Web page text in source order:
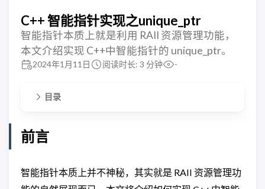
C++ 智能指针实现之unique_ptr
智能指针本质上就是利用 RAII 资源管理功能，
本文介绍实现 C++中智能指针的 unique_ptr。
2024年1月11日 阅读时长: 3 分钟 -
目录
前言
智能指针本质上并不神秘，其实就是 RAII 资源管理功